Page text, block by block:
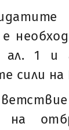
ал. 1
сили на
на